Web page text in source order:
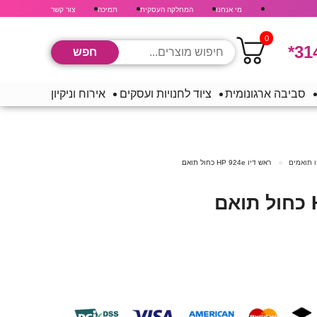
מי אנחנו המחלקה העסקית תמיכה צור קשר
0
סביבה ארגונומית ציוד לחנויות ועסקים אירוח וניקיון
תואמים ראש דיו HP 924e כחול תואם